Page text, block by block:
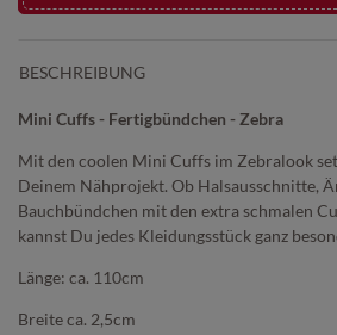
BESCHREIBUNG
Mini Cuffs - Fertigbündchen - Zebra
Mit den coolen Mini Cuffs im Zebralook
Deinem Nähprojekt. Ob Halsausschnitte,
Bauchbündchen mit den extra schmalen
kannst Du jedes Kleidungsstück ganz
Länge: ca. 110cm
Breite ca. 2,5cm